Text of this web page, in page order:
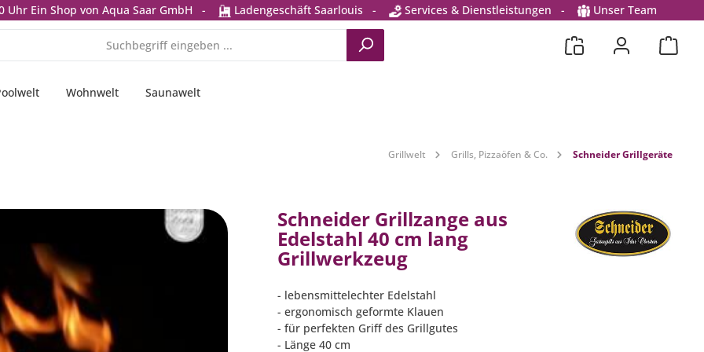
Uhr Ein Shop von Aqua Saar GmbH - Ladengeschäft Saarlouis - Services & Dienstleistungen - Unser Team
Wohnwelt Saunawelt
Grillwelt Grills, Pizzaöfen & Co. Schneider Grillgeräte
Schneider Grillzange aus
Edelstahl 40 cm lang
Grillwerkzeug
- lebensmittelechter Edelstahl
- ergonomisch geformte Klauen
- für perfekten Griff des Grillgutes
- Länge 40 cm